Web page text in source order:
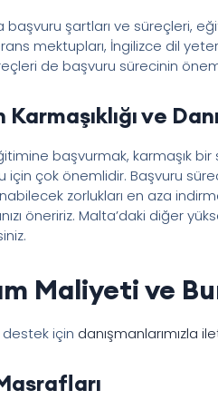
başvuru şartları ve süreçleri,
mektupları, İngilizce dil
de başvuru sürecinin
ve
başvurmak, karmaşık
için çok önemlidir. Başvuru
zorlukları en aza
öneririz. Malta’daki diğer
Maliyeti ve
için danışmanlarımızla